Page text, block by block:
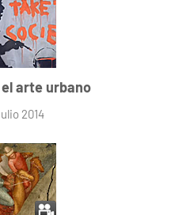
arte urbano
2014